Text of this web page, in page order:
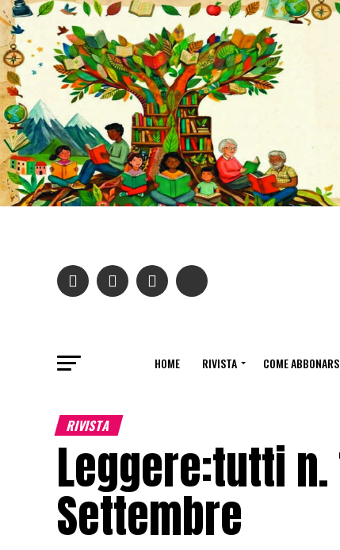
HOME RIVISTA COME
RIVISTA
Leggere:tutti n.
Settembre